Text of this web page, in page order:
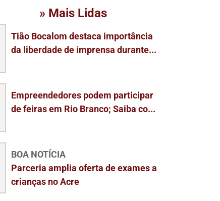
» Mais Lidas
Tião Bocalom destaca importância
da liberdade de imprensa durante...
Empreendedores podem participar
de feiras em Rio Branco; Saiba co...
BOA NOTÍCIA
Parceria amplia oferta de exames a
crianças no Acre